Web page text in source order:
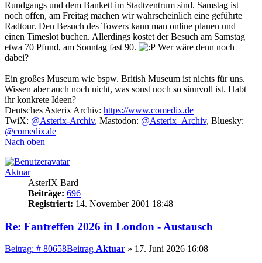
Rundgangs und dem Bankett im Stadtzentrum sind. Samstag ist
noch offen, am Freitag machen wir wahrscheinlich eine geführte
Radtour. Den Besuch des Towers kann man online planen und
einen Timeslot buchen. Allerdings kostet der Besuch am Samstag
etwa 70 Pfund, am Sonntag fast 90.
Wer wäre denn noch
dabei?
Ein großes Museum wie bspw. British Museum ist nichts für uns.
Wissen aber auch noch nicht, was sonst noch so sinnvoll ist. Habt
ihr konkrete Ideen?
Deutsches Asterix Archiv: https://www.comedix.de
TwiX: @Asterix-Archiv, Mastodon: @Asterix_Archiv, Bluesky:
@comedix.de
Nach oben
Aktuar
AsterIX Bard
Beiträge: 696
Registriert: 14. November 2001 18:48
Re: Fantreffen 2026 in London - Austausch
Beitrag: # 80658Beitrag Aktuar » 17. Juni 2026 16:08